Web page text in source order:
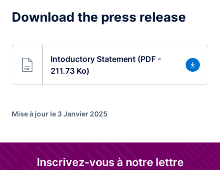
Download the press release
Intoductory Statement (PDF -
211.73 Ko)
Mise à jour le 3 Janvier 2025
Inscrivez-vous à notre lettre